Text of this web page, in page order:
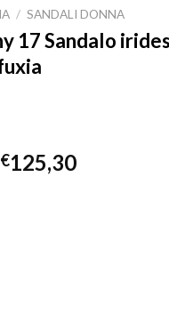
/ SANDALI DONNA
17 Sandalo
€125,30